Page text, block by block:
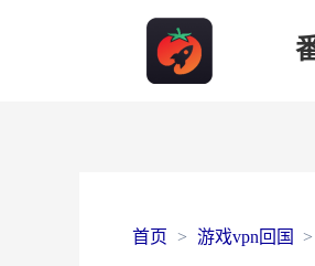
首页 游戏vpn回国